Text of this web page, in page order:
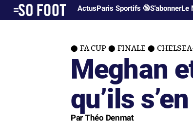
ActusParis Sportifs 🔞S'abonnerLe
FA CUP FINALE
Meghan
qu’ils
Par Théo Denmat